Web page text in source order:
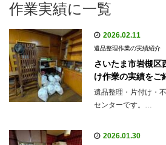
作業実績に一覧
2026.02.11
遺品整理作業の実績紹介
さいたま市岩槻区
け作業の実績をご
遺品整理・片付け・
センターです。…
2026.01.30